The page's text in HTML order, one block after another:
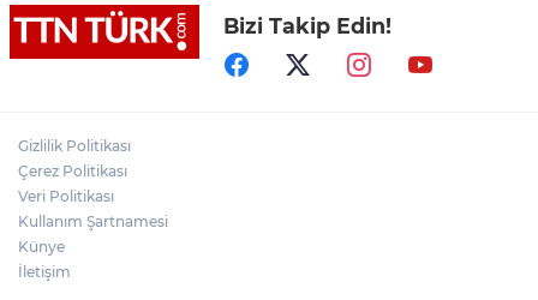
Bakan Gürlek: "(Behçet Oktay’ın ölümü)
Karanlık bir nokta kalmayacak, suçlu
varsa da bunu çıkartmak devletin görevi"
arkadaşı: "Saldırganın önceden de olaylar
Bizi Takip Edin!
Gizlilik Politikası
Çerez Politikası
Veri Politikası
Kullanım Şartnamesi
Künye
İletişim